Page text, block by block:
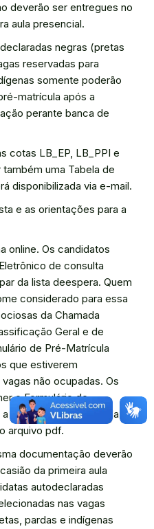
deverão ser entregues no
aula presencial.
negras (pretas
reservadas para
somente poderão
matrícula após a
perante banca de
cotas LB_EP, LB_PPI e
uma Tabela de
disponibilizada via e-mail.
e as orientações para a
online. Os candidatos
de consulta
da lista deespera. Quem
considerado para essa
da Chamada
Geral e de
de Pré-Matrícula
que estiverem
não ocupadas. Os
o Formulário de
documentação exigida no
arquivo pdf.
documentação deverão
da primeira aula
autodeclaradas
nas vagas
pardas e indígenas